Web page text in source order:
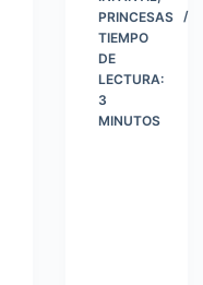
PRINCESAS
TIEMPO
DE
LECTURA:
3
MINUTOS